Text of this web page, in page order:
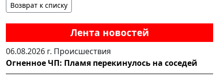
Лента новостей
06.08.2026 г. Происшествия
Огненное ЧП: Пламя перекинулось на соседей
Возврат к списку